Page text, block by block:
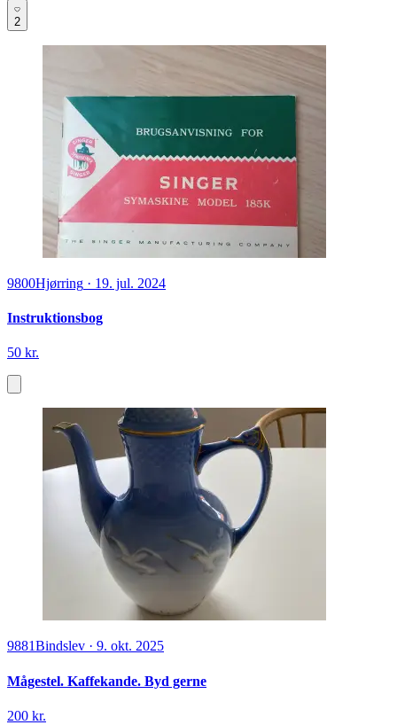
2
9800Hjørring · 19. jul. 2024
Instruktionsbog
50 kr.
9881Bindslev · 9. okt. 2025
Mågestel. Kaffekande. Byd gerne
200 kr.